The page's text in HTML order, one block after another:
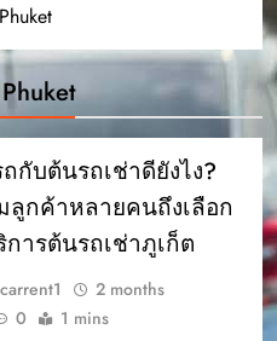
ถกับต้นรถเช่าดียังไง?
ลูกค้าหลายคนถึงเลือก
การต้นรถเช่าภูเก็ต
2 months
0 1 mins